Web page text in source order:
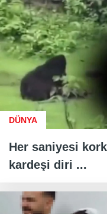
DÜNYA
Her saniyesi
kardeşi diri ...